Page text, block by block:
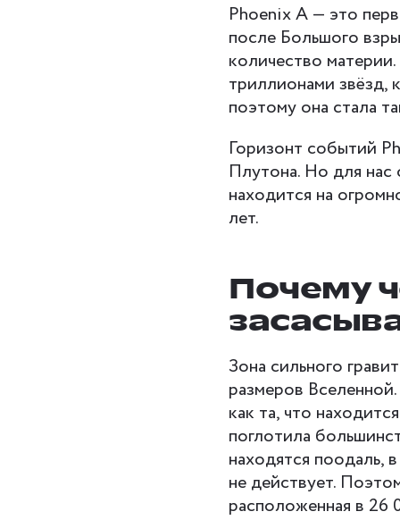
Phoenix A — это
после Большого
количество
триллионами
поэтому она стала
Горизонт событий
Плутона. Но для нас
находится на
лет.
Почему
Зона сильного
размеров
как та, что
поглотила
находятся поодаль,
не действует.
расположенная в 26